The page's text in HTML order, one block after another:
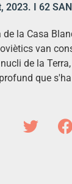
2023. I 62 SAN
la Casa
van
de la
que